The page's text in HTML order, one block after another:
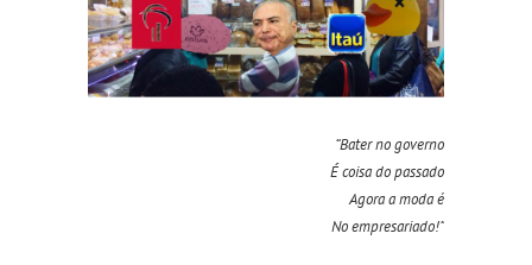
“Bater no governo
É coisa do passado
Agora a moda é
No empresariado!”